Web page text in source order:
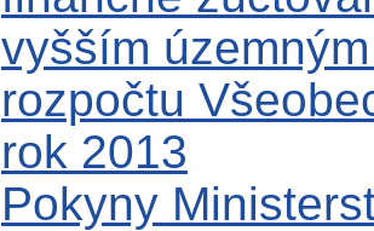
vyšším
rozpočtu
rok 2013
Pokyny